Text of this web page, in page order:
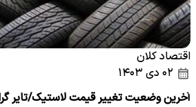
اقتصاد کلان
آخرین وضعیت تغییر قیمت لاستیک/تایر